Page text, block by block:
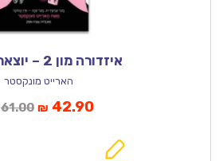
איזדורה מון 2 – יוצאת לנופש
הארייט מונקסטר
61.00המחיר
₪ 42.90המחיר
הוא: